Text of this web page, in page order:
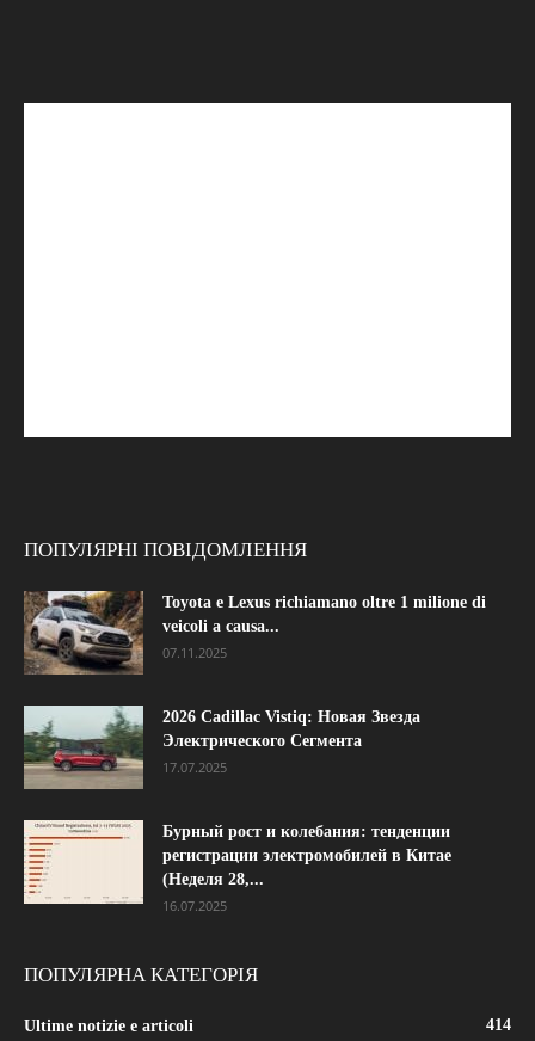
ПОПУЛЯРНІ ПОВІДОМЛЕННЯ
Toyota e Lexus richiamano oltre 1 milione di
veicoli a causa...
07.11.2025
2026 Cadillac Vistiq: Новая Звезда
Электрического Сегмента
17.07.2025
Бурный рост и колебания: тенденции
регистрации электромобилей в Китае
(Неделя 28,...
16.07.2025
ПОПУЛЯРНА КАТЕГОРІЯ
Ultime notizie e articoli 414